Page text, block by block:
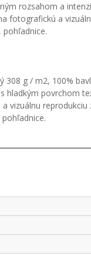
rozsahom a
fotografickú a
pohľadnice.
308 g / m2, 100%
hladkým povrchom
vizuálnu